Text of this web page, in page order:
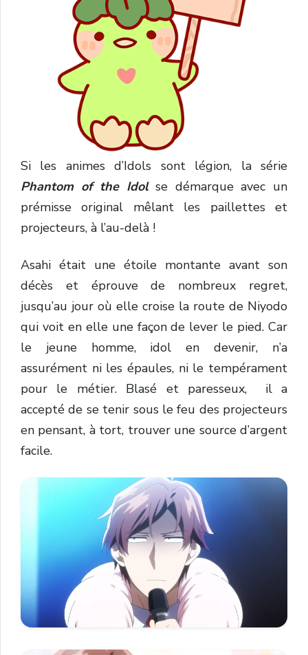
Si les animes d’Idols sont légion, la série
Phantom of the Idolse démarque avec un
prémisse original mêlant les paillettes et
projecteurs, à l’au-delà !
Asahi était une étoile montante avant son
décès et éprouve de nombreux regret,
jusqu’au jour où elle croise la route de Niyodo
qui voit en elle une façon de lever le pied. Car
le jeune homme, idol en devenir, n’a
assurément ni les épaules, ni le tempérament
pour le métier. Blasé et paresseux, il a
accepté de se tenir sous le feu des projecteurs
en pensant, à tort, trouver une source d’argent
facile.